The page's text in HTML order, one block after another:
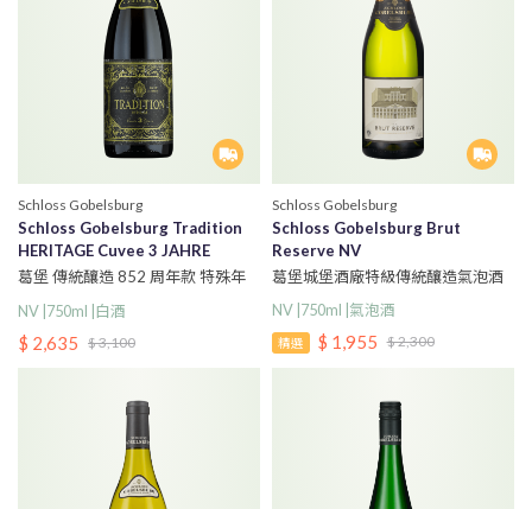
Schloss Gobelsburg
Schloss Gobelsburg Tradition
HERITAGE Cuvee 3 JAHRE
EDITION 852
葛堡 傳統釀造 852 周年款 特殊年
份混釀白酒
NV |750ml |白酒
$ 2,635 $ 3,100
Schloss Gobelsburg
Schloss Gobelsburg Brut
Reserve NV
葛堡城堡酒廠特級傳統釀造氣泡酒
NV |750ml |氣泡酒
精選 $ 1,955 $ 2,300